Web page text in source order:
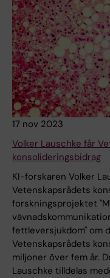
17 nov 2023
Volker Lauschke får
konsolideringsbidrag
KI-forskaren Volker
Vetenskapsrådets
forskningsprojektet
fettleversjukdom" om
Vetenskapsrådets
miljoner över fem år.
Lauschke tilldelas